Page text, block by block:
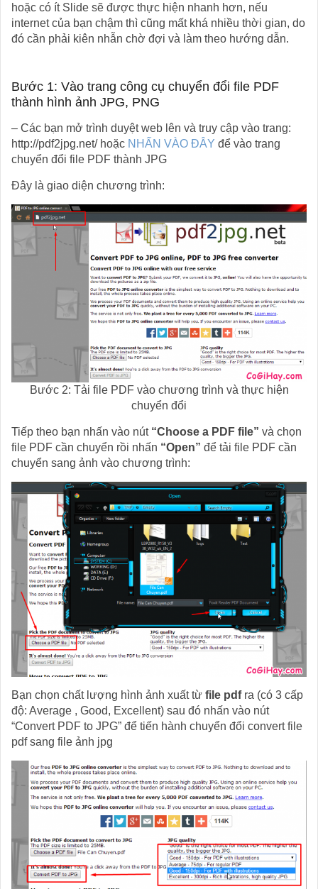
hoặc có ít Slide sẽ được thực hiện nhanh hơn, nếu
internet của bạn chậm thì cũng mất khá nhiều thời gian, do
đó cần phải kiên nhẫn chờ đợi và làm theo hướng dẫn.
Bước 1: Vào trang công cụ chuyển đổi file PDF
thành hình ảnh JPG, PNG
– Các bạn mở trình duyệt web lên và truy cập vào trang:
http://pdf2jpg.net/ hoặc NHẤN VÀO ĐÂY để vào trang
chuyển đổi file PDF thành JPG
Đây là giao diện chương trình:
Bước 2: Tải file PDF vào chương trình và thực hiện
chuyển đổi
Tiếp theo bạn nhấn vào nút “Choose a PDF file” và chọn
file PDF cần chuyển rồi nhấn “Open” để tải file PDF cần
chuyển sang ảnh vào chương trình:
Bạn chọn chất lượng hình ảnh xuất từ file pdfra (có 3 cấp
độ: Average , Good, Excellent) sau đó nhấn vào nút
“Convert PDF to JPG” để tiến hành chuyển đổi convert file
pdf sang file ảnh jpg